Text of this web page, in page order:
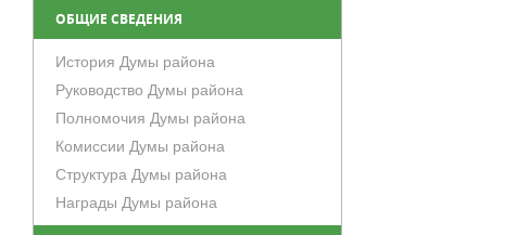
ОБЩИЕ СВЕДЕНИЯ
История Думы района
Руководство Думы района
Полномочия Думы района
Комиссии Думы района
Структура Думы района
Награды Думы района